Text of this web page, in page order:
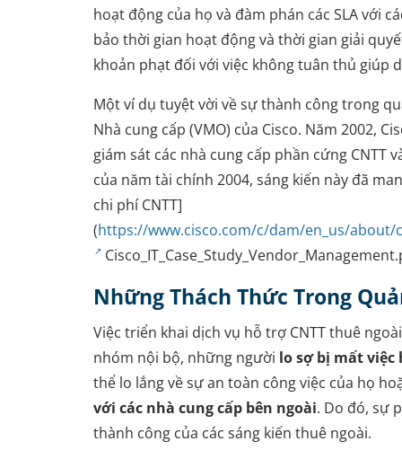
hoạt động của họ và đàm phán các SLA với
bảo thời gian hoạt động và thời gian giải
khoản phạt đối với việc không tuân thủ giúp
Một ví dụ tuyệt vời về sự thành công trong
Nhà cung cấp (VMO) của Cisco. Năm 2002,
giám sát các nhà cung cấp phần cứng CNTT
của năm tài chính 2004, sáng kiến này đã
chi phí CNTT]
(https://www.cisco.com/c/dam/en_us/
Những Thách Thức Trong
Việc triển khai dịch vụ hỗ trợ CNTT thuê
nhóm nội bộ, những người lo sợ bị mất việc
thể lo lắng về sự an toàn công việc của họ
với các nhà cung cấp bên ngoài. Do đó, sự
thành công của các sáng kiến thuê ngoài.